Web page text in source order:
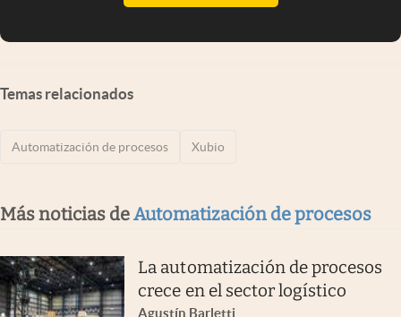
Temas relacionados
Automatización de procesos Xubio
Más noticias deAutomatización de procesos
La automatización de procesos
crece en el sector logístico
Agustín Barletti